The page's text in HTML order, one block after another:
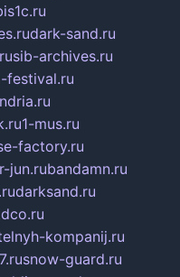
dark-sand.ru
sib-archives.ru
festival.ru
1-mus.ru
factory.ru
jun.rubandamn.ru
darksand.ru
kompanij.ru
snow-guard.ru